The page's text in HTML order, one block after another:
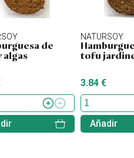
de
algas
NATURSOY
tofu
3.84 €
Añadir